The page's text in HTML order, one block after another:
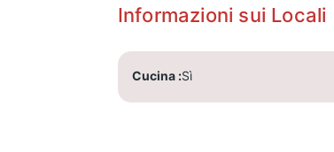
Informazioni sui Locali
Cucina Sì